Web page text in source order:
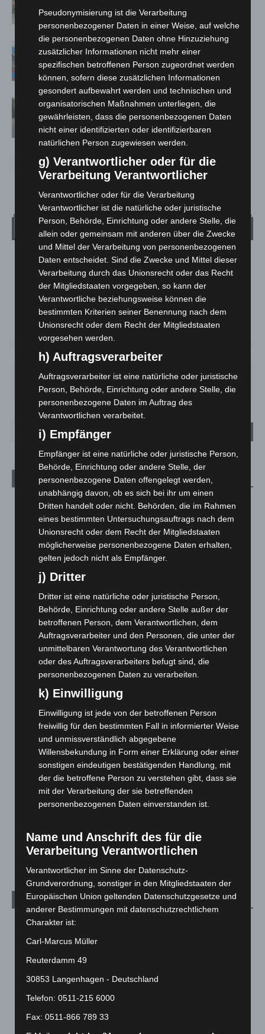
Kreuz
Mann läuft mit Hockeyschläger über
A7 – Polizei sucht Zeugen
Hannover: Polizei stoppt 166
Trunkenheitsfahrten bei
Großkontrolle
Wetter
LANGENHAGEN
Überwiegend Bewölkt
19.3°C °
17.7°
65% 3.5m/s
FR.
21°
SA.
26°
SO.
32°
MO.
31°
DI.
23°
Aktuelle Beiträge
Niedersachsen: Feuerwehrkräfte kehren nach
7. August 2026
Hannover: Erste Tigermücken-Population in Niedersachsen
entdeckt
7. August 2026
Brand im „Haus der Begegnung“ in Neuwarmbüchen schnell
eingedämmt
6. August 2026
Region Hannover: 21 neue Notfallsanitäter starten beim
Roten Kreuz
5. August 2026
Mann läuft mit Hockeyschläger über A7 – Polizei sucht
Zeugen
5. August 2026
Celle: Mensch stirbt bei Bagger-Unfall auf Baustelle
5. August 2026
Gasleitung bei McDonald’s-Umbau in Langenhagen
Anklage nach Abschaltung von „Archetyp Market“ erhoben
3. August 2026
Kategorien
Blaulicht
Corona-News
Hannover und Region
Langenhagen und Ortsteile
Leserbriefe
Menschen
Pseudonymisierung ist die Verarbeitung
personenbezogener Daten in einer Weise, auf welche
die personenbezogenen Daten ohne Hinzuziehung
zusätzlicher Informationen nicht mehr einer
spezifischen betroffenen Person zugeordnet werden
können, sofern diese zusätzlichen Informationen
gesondert aufbewahrt werden und technischen und
organisatorischen Maßnahmen unterliegen, die
gewährleisten, dass die personenbezogenen Daten
nicht einer identifizierten oder identifizierbaren
natürlichen Person zugewiesen werden.
g) Verantwortlicher oder für die
Verarbeitung Verantwortlicher
Verantwortlicher oder für die Verarbeitung
Verantwortlicher ist die natürliche oder juristische
Person, Behörde, Einrichtung oder andere Stelle, die
allein oder gemeinsam mit anderen über die Zwecke
und Mittel der Verarbeitung von personenbezogenen
Daten entscheidet. Sind die Zwecke und Mittel dieser
Verarbeitung durch das Unionsrecht oder das Recht
der Mitgliedstaaten vorgegeben, so kann der
Verantwortliche beziehungsweise können die
bestimmten Kriterien seiner Benennung nach dem
Unionsrecht oder dem Recht der Mitgliedstaaten
vorgesehen werden.
h) Auftragsverarbeiter
Auftragsverarbeiter ist eine natürliche oder juristische
Person, Behörde, Einrichtung oder andere Stelle, die
personenbezogene Daten im Auftrag des
Verantwortlichen verarbeitet.
i) Empfänger
Empfänger ist eine natürliche oder juristische Person,
Behörde, Einrichtung oder andere Stelle, der
personenbezogene Daten offengelegt werden,
unabhängig davon, ob es sich bei ihr um einen
Dritten handelt oder nicht. Behörden, die im Rahmen
eines bestimmten Untersuchungsauftrags nach dem
Unionsrecht oder dem Recht der Mitgliedstaaten
möglicherweise personenbezogene Daten erhalten,
gelten jedoch nicht als Empfänger.
j) Dritter
Dritter ist eine natürliche oder juristische Person,
Behörde, Einrichtung oder andere Stelle außer der
betroffenen Person, dem Verantwortlichen, dem
Auftragsverarbeiter und den Personen, die unter der
unmittelbaren Verantwortung des Verantwortlichen
oder des Auftragsverarbeiters befugt sind, die
personenbezogenen Daten zu verarbeiten.
k) Einwilligung
Einwilligung ist jede von der betroffenen Person
freiwillig für den bestimmten Fall in informierter Weise
und unmissverständlich abgegebene
Willensbekundung in Form einer Erklärung oder einer
sonstigen eindeutigen bestätigenden Handlung, mit
der die betroffene Person zu verstehen gibt, dass sie
mit der Verarbeitung der sie betreffenden
personenbezogenen Daten einverstanden ist.
Name und Anschrift des für die
Verarbeitung Verantwortlichen
Verantwortlicher im Sinne der Datenschutz-
Grundverordnung, sonstiger in den Mitgliedstaaten der
Europäischen Union geltenden Datenschutzgesetze und
anderer Bestimmungen mit datenschutzrechtlichem
Charakter ist:
Carl-Marcus Müller
Reuterdamm 49
30853 Langenhagen - Deutschland
Telefon: 0511-215 6000
Fax: 0511-866 789 33